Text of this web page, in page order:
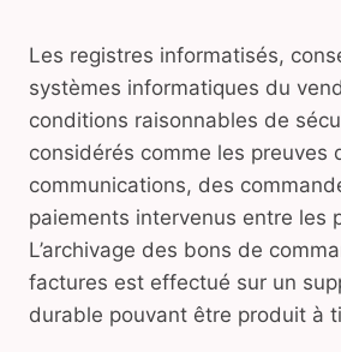
Les registres informatisés,
systèmes informatiques du
conditions raisonnables de
considérés comme les preuves
communications, des
paiements intervenus entre les
L’archivage des bons de
factures est effectué sur un
durable pouvant être produit à